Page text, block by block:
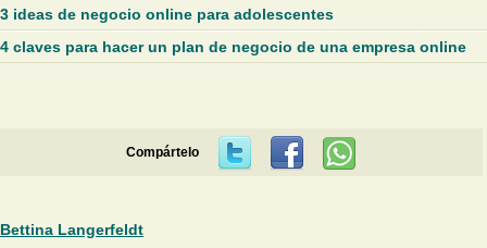
3 ideas de negocio online para adolescentes
4 claves para hacer un plan de negocio de una empresa online
Compártelo
Bettina Langerfeldt